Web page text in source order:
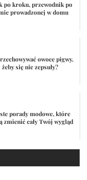
po kroku, przewodnik po
prowadzonej w domu
owoce pigwy,
żeby się nie zepsuły?
porady modowe, które
zmienić cały Twój wygląd